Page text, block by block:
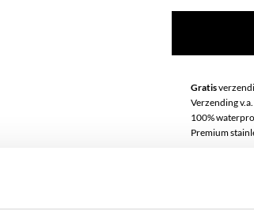
Gratis
Verzending
100%
Premium